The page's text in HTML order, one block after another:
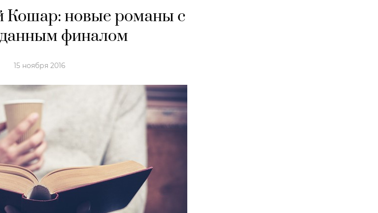
Кошар: новые романы с
финалом
15 ноября 2016